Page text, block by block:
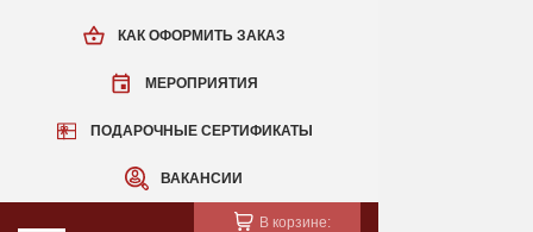
КАК ОФОРМИТЬ ЗАКАЗ
МЕРОПРИЯТИЯ
ПОДАРОЧНЫЕ СЕРТИФИКАТЫ
ВАКАНСИИ
В корзине: